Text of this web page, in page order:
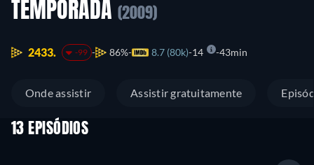
TEMPORADA (2009)
2433. -99 86% 8.7 (80k) 14 43min
Onde assistir Assistir gratuitamente
13 EPISÓDIOS